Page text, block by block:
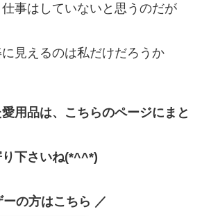
事はしていないと思うのだが
見えるのは私だけだろうか
用品は、こちらのページにまと
下さいね(*^^*)
の方はこちら ／